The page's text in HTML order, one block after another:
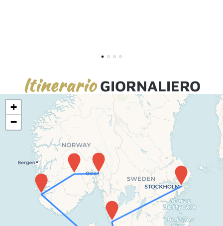
ItinerarioGIORNALIERO
+
−